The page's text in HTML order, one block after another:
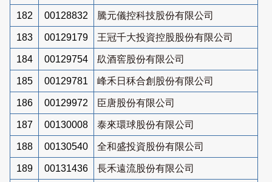
182 00128832 騰元儀控科技股份有限公司
183 00129179 王冠千大投資控股股份有限公司
184 00129754 镹酒窖股份有限公司
185 00129781 峰禾日秝合創股份有限公司
186 00129972 臣唐股份有限公司
187 00130008 泰來環球股份有限公司
188 00130540 全和盛投資股份有限公司
189 00131436 長禾遠流股份有限公司